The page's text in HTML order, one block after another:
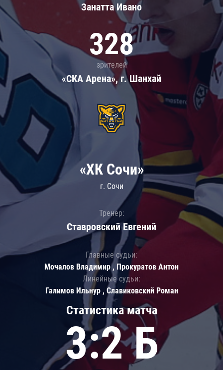
Занатта Иванo
328
зрителей
«СКА Арена», г. Шанхай
Статистика матча
3:2 Б
«ХК Сочи»
г. Сочи
Тренер:
Ставровский Евгений
Главные судьи:
Мочалов Владимир , Прокуратов Антон
Линейные судьи:
Галимов Ильнур , Славиковский Роман